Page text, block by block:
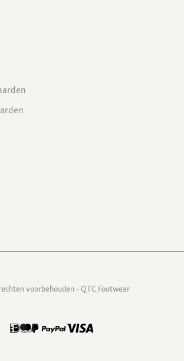
voorbehouden - QTC Footwear